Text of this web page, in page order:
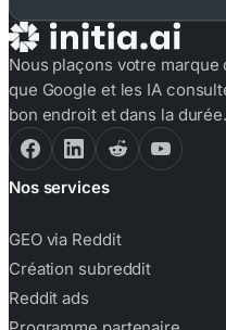
Nous plaçons votre
que Google et les IA
bon endroit et dans la durée.
Nos services
GEO via Reddit
Création subreddit
Reddit ads